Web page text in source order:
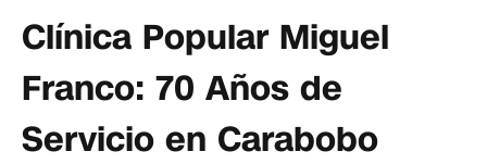
Clínica Popular Miguel
Franco: 70 Años de
Servicio en Carabobo